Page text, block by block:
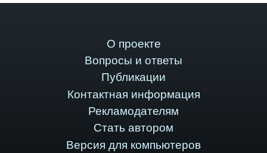
О проекте
Вопросы и ответы
Публикации
Контактная информация
Рекламодателям
Стать автором
Версия для компьютеров